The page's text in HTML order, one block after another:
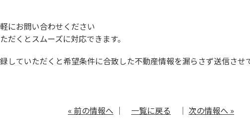
にお問い合わせください
だくとスムーズに対応できます。
していただくと希望条件に合致した不動産情報を漏らさず送信させ
« 前の情報へ ｜ 一覧に戻る ｜ 次の情報へ »